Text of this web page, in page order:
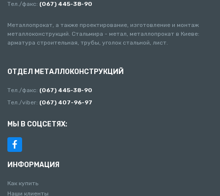
Тел./факс: (067) 445-38-90
Металлопрокат, а также проектирование, изготовление и монтаж
металлоконструкций. Стальмира - метал, металлопрокат в Киеве:
арматура строительная, трубы, уголок стальной, лист.
ОТДЕЛ МЕТАЛЛОКОНСТРУКЦИЙ
Тел./факс: (067) 445-38-90
Тел./viber: (067) 407-96-97
МЫ В СОЦСЕТЯХ:
ИНФОРМАЦИЯ
Как купить
Наши клиенты